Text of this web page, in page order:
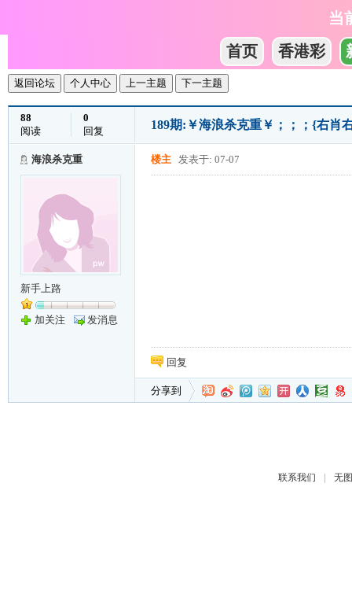
当
首页
香港彩
返回论坛 个人中心 上一主题 下一主题
88
阅读
0
回复
189期:￥海浪杀克重￥；；；{右肖
海浪杀克重
新手上路
加关注 发消息
楼主 发表于: 07-07
回复
分享到
联系我们 | 无